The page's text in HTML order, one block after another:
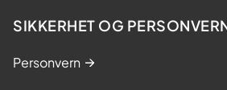
SIKKERHET OG
Personvern